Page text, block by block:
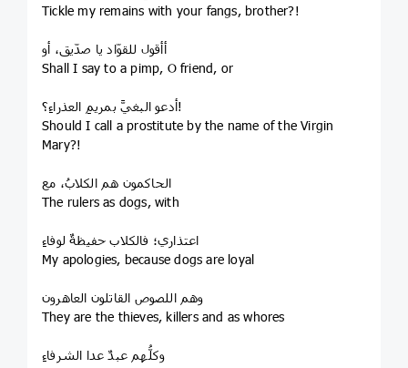
Tickle my remains with your fangs, brother?!
أأقول للقوّاد يا صدّيق، أو
Shall I say to a pimp, O friend, or
أدعو البغيَّ بمريمِ العذراءِ؟!
Should I call a prostitute by the name of the Virgin
Mary?!
الحاكمون هم الكلابُ، مع
The rulers as dogs, with
اعتذاري؛ فالكلاب حفيظةٌ لوفاءِ
My apologies, because dogs are loyal
وهم اللصوص القاتلون العاهرون
They are the thieves, killers and as whores
وكلُّهم عبدٌ عدا الشرفاءِ